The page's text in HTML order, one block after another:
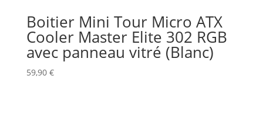
Boitier Mini Tour Micro ATX
Cooler Master Elite 302 RGB
avec panneau vitré (Blanc)
59,90 €